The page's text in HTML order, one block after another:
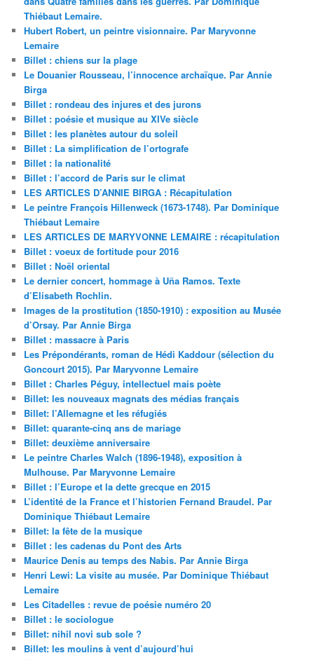
Thiébaut Lemaire.
Hubert Robert, un peintre visionnaire. Par Maryvonne
Lemaire
Billet : chiens sur la plage
Le Douanier Rousseau, l’innocence archaïque. Par Annie
Birga
Billet : rondeau des injures et des jurons
Billet : poésie et musique au XIVe siècle
Billet : les planètes autour du soleil
Billet : La simplification de l’ortografe
Billet : la nationalité
Billet : l’accord de Paris sur le climat
LES ARTICLES D’ANNIE BIRGA : Récapitulation
Le peintre François Hillenweck (1673-1748). Par Dominique
Thiébaut Lemaire
LES ARTICLES DE MARYVONNE LEMAIRE : récapitulation
Billet : voeux de fortitude pour 2016
Billet : Noël oriental
Le dernier concert, hommage à Uña Ramos. Texte
d’Elisabeth Rochlin.
Images de la prostitution (1850-1910) : exposition au Musée
d’Orsay. Par Annie Birga
Billet : massacre à Paris
Les Prépondérants, roman de Hédi Kaddour (sélection du
Goncourt 2015). Par Maryvonne Lemaire
Billet : Charles Péguy, intellectuel mais poète
Billet: les nouveaux magnats des médias français
Billet: l’Allemagne et les réfugiés
Billet: quarante-cinq ans de mariage
Billet: deuxième anniversaire
Le peintre Charles Walch (1896-1948), exposition à
Mulhouse. Par Maryvonne Lemaire
Billet : l’Europe et la dette grecque en 2015
L’identité de la France et l’historien Fernand Braudel. Par
Dominique Thiébaut Lemaire
Billet: la fête de la musique
Billet : les cadenas du Pont des Arts
Maurice Denis au temps des Nabis. Par Annie Birga
Henri Lewi: La visite au musée. Par Dominique Thiébaut
Lemaire
Les Citadelles : revue de poésie numéro 20
Billet : le sociologue
Billet: nihil novi sub sole ?
Billet: les moulins à vent d’aujourd’hui